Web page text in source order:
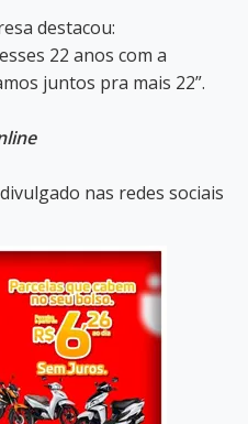
destacou:
22 anos com a
juntos pra mais 22”.
nas redes sociais